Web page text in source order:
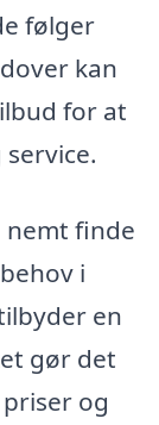
følger
kan
for at
nemt finde
i
en
gør det
og